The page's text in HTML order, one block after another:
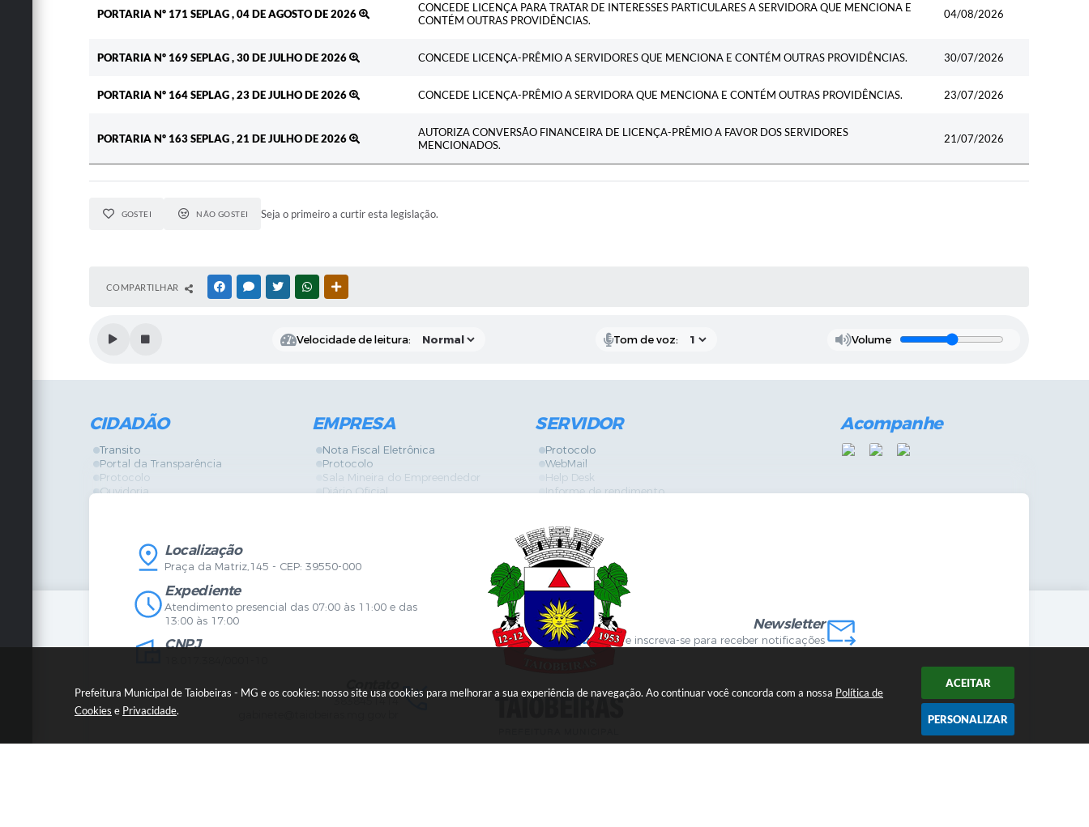
Prefeitura Municipal de Taiobeiras - MG e os cookies: nosso site usa cookies para melhorar a sua experiência de navegação. Ao continuar você concorda com a nossa Política de
Cookies e Privacidade.
ACEITAR
PERSONALIZAR
PORTARIA Nº 171 SEPLAG , 04 DE AGOSTO DE 2026
CONCEDE LICENÇA PARA TRATAR DE INTERESSES PARTICULARES A SERVIDORA QUE MENCIONA E
CONTÉM OUTRAS PROVIDÊNCIAS.
04/08/2026
PORTARIA Nº 169 SEPLAG , 30 DE JULHO DE 2026 CONCEDE LICENÇA-PRÊMIO A SERVIDORES QUE MENCIONA E CONTÉM OUTRAS PROVIDÊNCIAS. 30/07/2026
PORTARIA Nº 164 SEPLAG , 23 DE JULHO DE 2026 CONCEDE LICENÇA-PRÊMIO A SERVIDORA QUE MENCIONA E CONTÉM OUTRAS PROVIDÊNCIAS. 23/07/2026
PORTARIA Nº 163 SEPLAG , 21 DE JULHO DE 2026
AUTORIZA CONVERSÃO FINANCEIRA DE LICENÇA-PRÊMIO A FAVOR DOS SERVIDORES
MENCIONADOS.
21/07/2026
GOSTEI NÃO GOSTEI Seja o primeiro a curtir esta legislação.
COMPARTILHAR FACEBOOKMESSENGER
TWITTERWHATSAPP
Velocidade de leitura: Tom de voz: Volume
CIDADÃO
Transito
Portal da Transparência
Protocolo
Ouvidoria
Legislação
Diário Oficial
Mapa do Site
Certidões
Agenda de Eventos
Concursos
Carta de Serviços
Telefones Úteis
EMPRESA
Nota Fiscal Eletrônica
Protocolo
Sala Mineira do Empreendedor
Diário Oficial
Serviços Online
Vigilância Sanitária
SERVIDOR
Protocolo
WebMail
Help Desk
Informe de rendimento
GPI
Diário Oficial
Fale com RH
SGDI - Sistema de Gerência de Demandas Internas
Concurso Público e Processo Seletivo
Portal da Atenção Primaria
Acompanhe
Localização
Praça da Matriz,145 - CEP: 39550-000
Expediente
Atendimento presencial das 07:00 às 11:00 e das
13:00 às 17:00
CNPJ
Contato
3838451414
Newsletter
Clique aquie inscreva-se para receber notificações